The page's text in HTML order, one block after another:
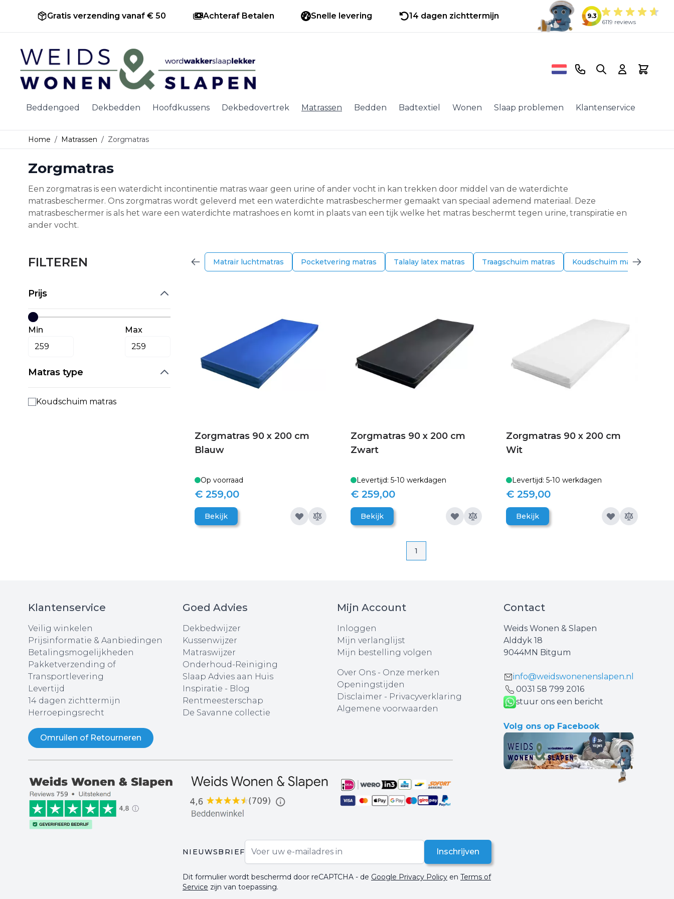
Gratis verzending vanaf € 50 Achteraf Betalen Snelle levering 14 dagen zichttermijn
9.3
6119 reviews
Ga naar de inhoud
Beddengoed Dekbedden Hoofdkussens Dekbedovertrek Matrassen Bedden Badtextiel Wonen Slaap problemen Klantenservice
Telefoonnummer
Search Cart
Home / Matrassen / Zorgmatras
Zorgmatras
Een zorgmatras is een waterdicht incontinentie matras waar geen urine of ander vocht in kan trekken door middel van de waterdichte
matrasbeschermer. Ons zorgmatras wordt geleverd met een waterdichte matrasbeschermer gemaakt van speciaal ademend materiaal. Deze
matrasbeschermer is als het ware een waterdichte matrashoes en komt in plaats van een tijk welke het matras beschermt tegen urine, transpiratie en
ander vocht.
FILTEREN
Prijs
Min Max
Matras type
Koudschuim matras
Matrair luchtmatras Pocketvering matras Talalay latex matras Traagschuim matras Koudschuim matras
Zorgmatras 90 x 200 cm
Blauw
Op voorraad
€ 259,00
Bekijk
Zorgmatras 90 x 200 cm
Zwart
Levertijd: 5-10 werkdagen
€ 259,00
Bekijk
Zorgmatras 90 x 200 cm
Wit
Levertijd: 5-10 werkdagen
€ 259,00
Bekijk
Pagina
Pagina
1
Klantenservice
Veilig winkelen
Prijsinformatie & Aanbiedingen
Betalingsmogelijkheden
Pakketverzending of
Transportlevering
Levertijd
14 dagen zichttermijn
Herroepingsrecht
Omruilen of Retourneren
Goed Advies
Dekbedwijzer
Kussenwijzer
Matraswijzer
Onderhoud-Reiniging
Slaap Advies aan Huis
Inspiratie - Blog
Rentmeesterschap
De Savanne collectie
Mijn Account
Inloggen
Mijn verlanglijst
Mijn bestelling volgen
Over Ons- Onze merken
Openingstijden
Disclaimer - Privacyverklaring
Algemene voorwaarden
Contact
Weids Wonen & Slapen
Alddyk 18
9044MN Bitgum
info@weidswonenenslapen.nl
0031 ‪58 799 2016‬
stuur ons een bericht
Volg ons op Facebook
NIEUWSBRIEF Inschrijven
Dit formulier wordt beschermd door reCAPTCHA - de Google Privacy Policy en Terms of
Service zijn van toepassing.